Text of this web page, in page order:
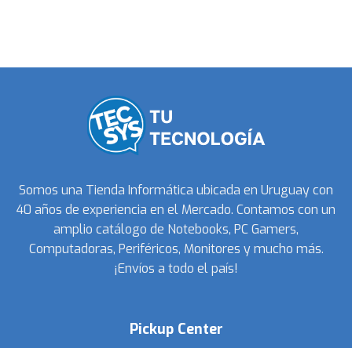
Somos una Tienda Informática ubicada en Uruguay con
40 años de experiencia en el Mercado. Contamos con un
amplio catálogo de Notebooks, PC Gamers,
Computadoras, Periféricos, Monitores y mucho más.
¡Envíos a todo el país!
Pickup Center